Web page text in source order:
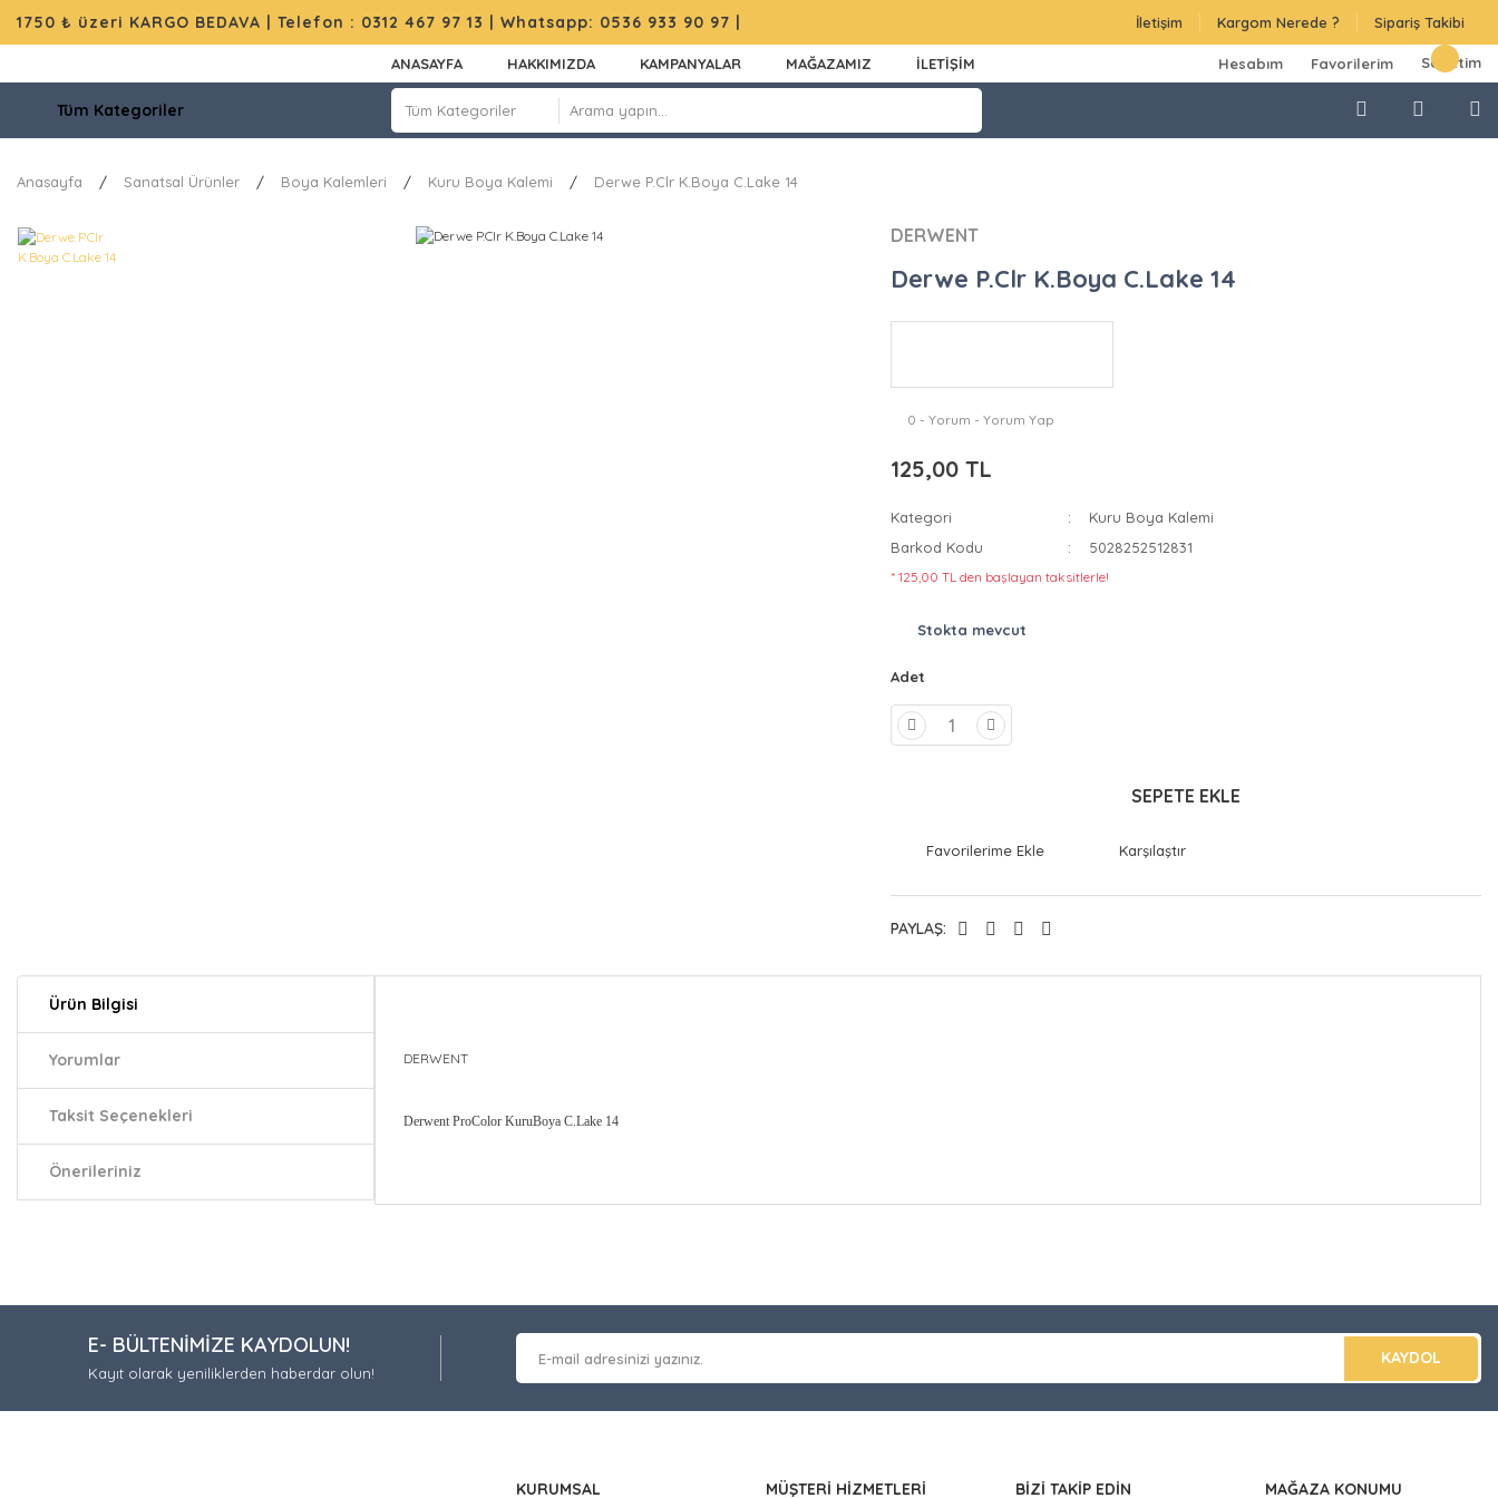
1750 ₺ üzeri KARGO BEDAVA | Telefon : 0312 467 97 13 | Whatsapp: 0536 933 90 97 | İletişim Kargom Nerede ? Sipariş Takibi
ANASAYFA HAKKIMIZDA KAMPANYALAR MAĞAZAMIZ İLETİŞİM Hesabım Favorilerim Sepetim
Tüm Kategoriler
Anasayfa Sanatsal Ürünler Boya Kalemleri Kuru Boya Kalemi Derwe P.Clr K.Boya C.Lake 14
DERWENT
Derwe P.Clr K.Boya C.Lake 14
0 - Yorum - Yorum Yap
125,00 TL
Kategori
Kuru Boya Kalemi
Barkod Kodu
5028252512831
* 125,00 TL den başlayan taksitlerle!
Stokta mevcut
Adet
SEPETE EKLE
Karşılaştır
PAYLAŞ:
Ürün Bilgisi
Yorumlar
Taksit Seçenekleri
Önerileriniz
DERWENT
Derwent ProColor KuruBoya C.Lake 14
Ürün açıklamasında eksik bilgiler bulunuyor.
Ürün bilgilerinde hatalar bulunuyor.
Ürün fiyatı diğer sitelerden daha pahalı.
E- BÜLTENİMİZE KAYDOLUN!
Kayıt olarak yeniliklerden haberdar olun!
KAYDOL
KURUMSAL MÜŞTERİ HİZMETLERİ BİZİ TAKİP EDİN MAĞAZA KONUMU